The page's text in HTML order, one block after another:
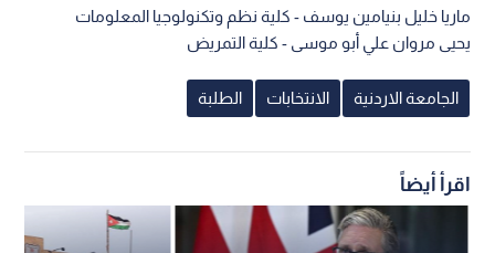
ماريا خليل بنيامين يوسف - كلية نظم وتكنولوجيا المعلومات
يحيى مروان علي أبو موسى - كلية التمريض
الجامعة الاردنية الانتخابات الطلبة
اقرأ أيضاً